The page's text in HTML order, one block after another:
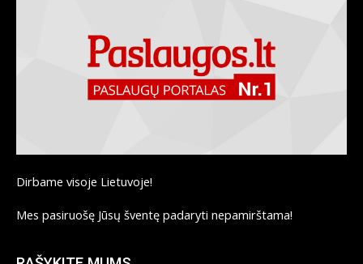
Dirbame visoje Lietuvoje!
Mes pasiruošę Jūsų šventę padaryti nepamirštama!